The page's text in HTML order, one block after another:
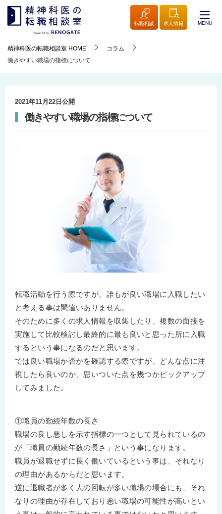
転職相談 求人情報 MENU
精神科医の転職相談室 HOME
コラム
働きやすい職場の指標について
2021年11月22日 公開
働きやすい職場の指標について
転職活動を行う際ですが、誰もが良い職場に入職したい
と考える事は間違いありません。
そのために多くの求人情報を収集したり、複数の面接を
実施して比較検討し最終的に最も良いと思った所に入職
するという事になるのだと思います。
では良い職場か否かを確認する際ですが、どんな点に注
視したら良いのか、思いついた点を幾つかピックアップ
してみました。
①職員の勤続年数の長さ
職場の良し悪しを示す指標の一つとして見られているの
が「職員の勤続年数の長さ」という事になります。
職員が退職せずに長く働いているという事は、それなり
の理由があるからだと思います。
逆に退職者が多く人の回転が多い職場の場合にも、それ
なりの理由が存在しており悪い職場の可能性が高いとい